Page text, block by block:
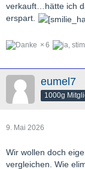
verkauft…hätte ich
erspart.
6
eumel7
1000g
9. Mai 2026
Wir wollen doch
vergleichen. Wie